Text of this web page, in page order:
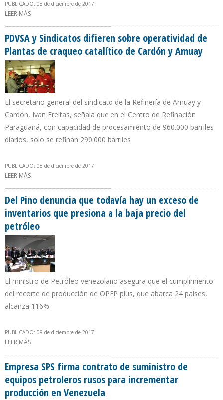
PUBLICADO: 08 de diciembre de 2017
LEER MÁS
PDVSA y Sindicatos difieren sobre operatividad de
Plantas de craqueo catalítico de Cardón y Amuay
El secretario general del sindicato de la Refinería de Amuay y
Cardón, Ivan Freitas, señala que en el Centro de Refinación
Paraguaná, con capacidad de procesamiento de 960.000 barriles
diarios, solo se refinan 290.000 barriles
PUBLICADO: 08 de diciembre de 2017
LEER MÁS
Del Pino denuncia que todavía hay un exceso de
inventarios que presiona a la baja precio del
petróleo
El ministro de Petróleo venezolano asegura que el cumplimiento
del recorte de producción de OPEP plus, que abarca 24 países,
alcanza 116%
PUBLICADO: 08 de diciembre de 2017
LEER MÁS
Empresa SPS firma contrato de suministro de
equipos petroleros rusos para incrementar
producción en Venezuela